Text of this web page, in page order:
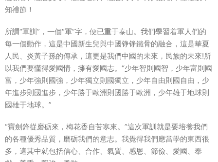
知禮節！
所謂“軍訓”，一個“軍”字，便已重于泰山。我們學習着軍人們的
每一個動作，這是中國新生兒與中國铮铮鐵骨的融合，這是華夏
人民、炎黃子孫的傳承，這更是我們中國的未來，民族的未來!所
以我們要懂得愛國情，擁有愛國志。“少年智則國智，少年富則國
富，少年強則國強，少年獨立則國獨立，少年自由則國自由，少
年進步則國進步，少年勝于歐洲則國勝于歐洲，少年雄于地球則
國雄于地球。”
“寶劍鋒從磨砺來，梅花香自苦寒來。”這次軍訓就是要培養我們
的各種優秀品質，磨砺我們的意志。我覺得我們應當學的東西很
多，這其中就包括信心、合作、氣質、感恩、節儉、愛國、奉